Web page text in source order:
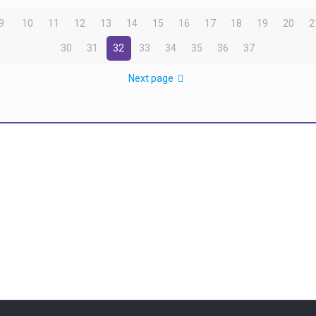
9 10 11 12 13 14 15 16 17 18 19 20
30 31 32 33 34 35 36 37
Next page